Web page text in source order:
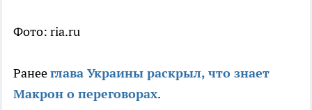
Фото: ria.ru
Ранееглава Украины раскрыл, что знает
Макрон о переговорах.